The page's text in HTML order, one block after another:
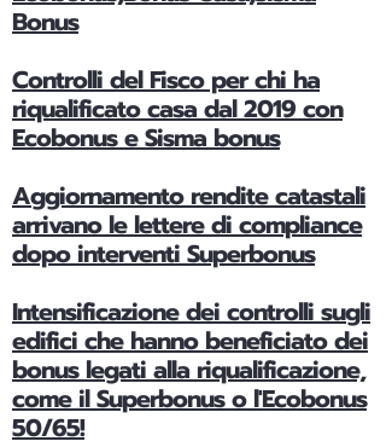
Bonus
Controlli del Fisco per chi ha
riqualificato casa dal 2019 con
Ecobonus e Sisma bonus
Aggiornamento rendite catastali
arrivano le lettere di compliance
dopo interventi Superbonus
Intensificazione dei controlli sugli
edifici che hanno beneficiato dei
bonus legati alla riqualificazione,
come il Superbonus o l'Ecobonus
50/65!